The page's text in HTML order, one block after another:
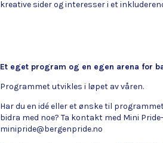
kreative sider og interesser i et
Et eget program og en egen arena for
Programmet utvikles i løpet av våren.
Har du en idé eller et ønske til
bidra med noe? Ta kontakt med Mini
minipride@bergenpride.no